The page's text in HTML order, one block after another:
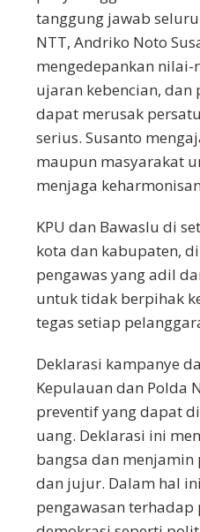
tanggung jawab
NTT, Andriko Noto
mengedepankan
ujaran kebencian,
dapat merusak
serius. Susanto
maupun masyarakat
menjaga
KPU dan Bawaslu di
kota dan kabupaten,
pengawas yang adil
untuk tidak berpihak
tegas setiap
Deklarasi kampanye
Kepulauan dan Polda
preventif yang dapat
uang. Deklarasi ini
bangsa dan
dan jujur. Dalam hal
pengawasan